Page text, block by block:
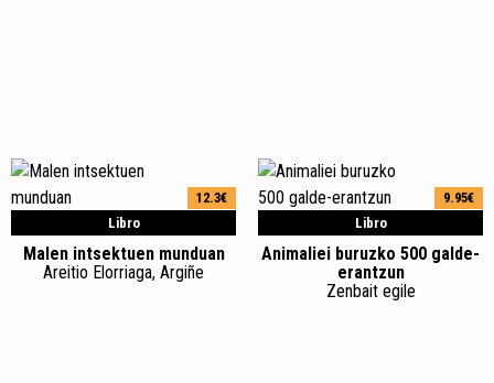
Libro
12.3€
Malen intsektuen munduan
Areitio Elorriaga, Argiñe
Libro
9.95€
Animaliei buruzko 500 galde-
erantzun
Zenbait egile